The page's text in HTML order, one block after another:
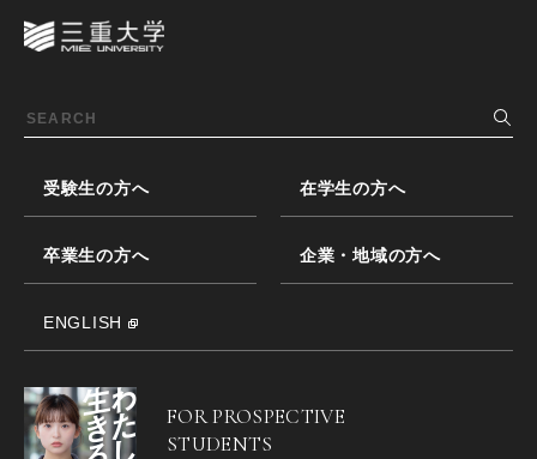
受験生の方へ 在学生の方へ
卒業生の方へ 企業・地域の方へ
ENGLISH
FOR PROSPECTIVE
STUDENTS